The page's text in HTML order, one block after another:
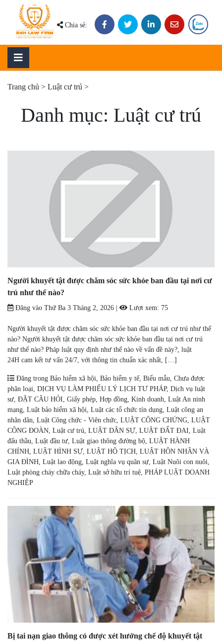
content
Chia sẻ:
Trang chủ > Luật cư trú >
Danh mục: Luật cư trú
Người khuyết tật được chăm sóc sức khỏe ban đầu tại nơi cư
trú như thế nào?
Đăng vào Thứ Ba 3 Tháng 2, 2026 Lượt xem: 75
Người khuyết tật được chăm sóc sức khỏe ban đầu tại nơi cư trú như thế
nào? Người khuyết tật được chăm sóc sức khỏe ban đầu tại nơi cư trú
như thế nào? Pháp luật quy định như thế nào về vấn đề này?, luật
24H cam kết tư vấn 24/7, với thông tin chuẩn xác nhất, […]
Đăng trong Bảo hiểm xã hội, Bảo hiểm y tế, Biểu mẫu, Chưa được
phân loại, DỊCH VỤ LÀM PHIẾU LÝ LỊCH TƯ PHÁP, Dịch vụ luật
sư, ĐẶT CÂU HỎI, Giấy phép, Hợp đồng, Kinh doanh, Luật An ninh
mạng, Luật bảo hiểm xã hội, Luật các tổ chức tín dụng, Luật công an
nhân dân, Luật Công chức - Viên chức, LUẬT CÔNG CHỨNG, LUẬT
CÔNG ĐOÀN, Luật cư trú, LUẬT DÂN SỰ, LUẬT ĐẤT ĐAI, Luật
đấu thầu, Luật đầu tư, Luật giao thông đường bộ, LUẬT HÀNH
CHÍNH, LUẬT HÌNH SỰ, LUẬT HỘ TỊCH, LUẬT HÔN NHÂN VÀ
GIA ĐÌNH, Luật lao động, Luật nghĩa vụ quân sự, Luật Nuôi con nuôi,
Luật phòng cháy chữa cháy, Luật sở hữu trí tuệ, PHÁP LUẬT DOANH
NGHIỆP
Bị tai nạn giao thông có được xét hưởng chế độ khuyết tật